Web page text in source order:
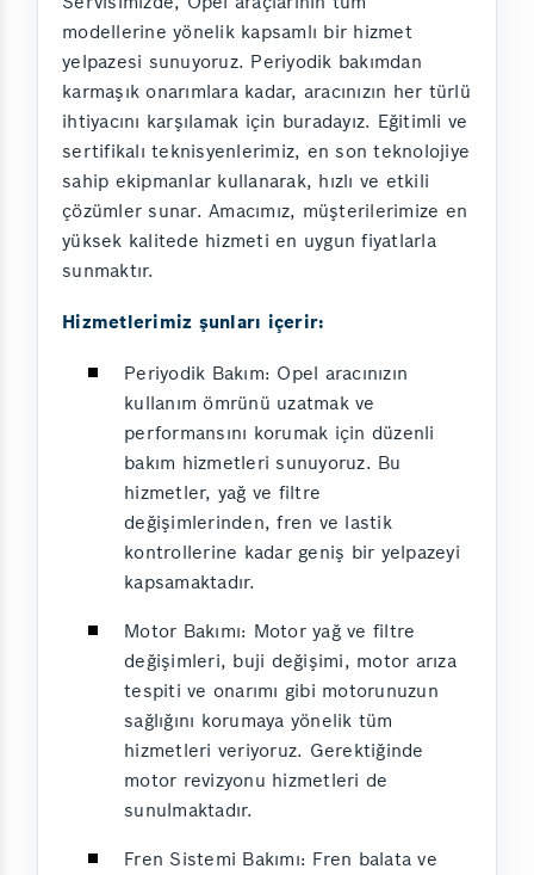
modellerine yönelik kapsamlı bir hizmet
yelpazesi sunuyoruz. Periyodik bakımdan
karmaşık onarımlara kadar, aracınızın her türlü
ihtiyacını karşılamak için buradayız. Eğitimli ve
sertifikalı teknisyenlerimiz, en son teknolojiye
sahip ekipmanlar kullanarak, hızlı ve etkili
çözümler sunar. Amacımız, müşterilerimize en
yüksek kalitede hizmeti en uygun fiyatlarla
sunmaktır.
Hizmetlerimiz şunları içerir:
Periyodik Bakım: Opel aracınızın
kullanım ömrünü uzatmak ve
performansını korumak için düzenli
bakım hizmetleri sunuyoruz. Bu
hizmetler, yağ ve filtre
değişimlerinden, fren ve lastik
kontrollerine kadar geniş bir yelpazeyi
kapsamaktadır.
Motor Bakımı: Motor yağ ve filtre
değişimleri, buji değişimi, motor arıza
tespiti ve onarımı gibi motorunuzun
sağlığını korumaya yönelik tüm
hizmetleri veriyoruz. Gerektiğinde
motor revizyonu hizmetleri de
sunulmaktadır.
Fren Sistemi Bakımı: Fren balata ve